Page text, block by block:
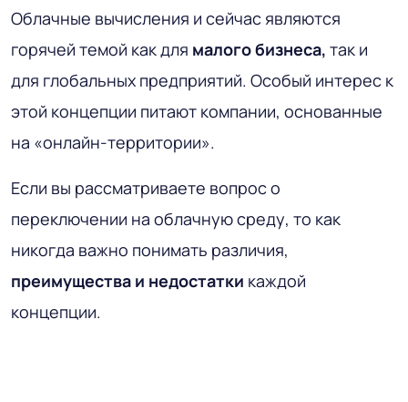
Облачные вычисления и сейчас являются
горячей темой как для малого бизнеса, так и
для глобальных предприятий. Особый интерес к
этой концепции питают компании, основанные
на «онлайн-территории».
Если вы рассматриваете вопрос о
переключении на облачную среду, то как
никогда важно понимать различия,
преимущества и недостатки каждой
концепции.